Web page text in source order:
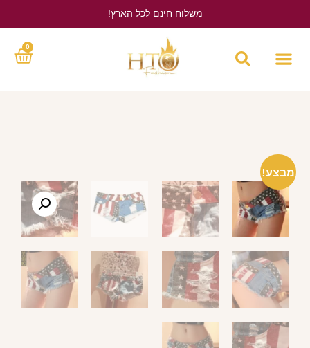
משלוח חינם לכל הארץ!
0
מבצע!